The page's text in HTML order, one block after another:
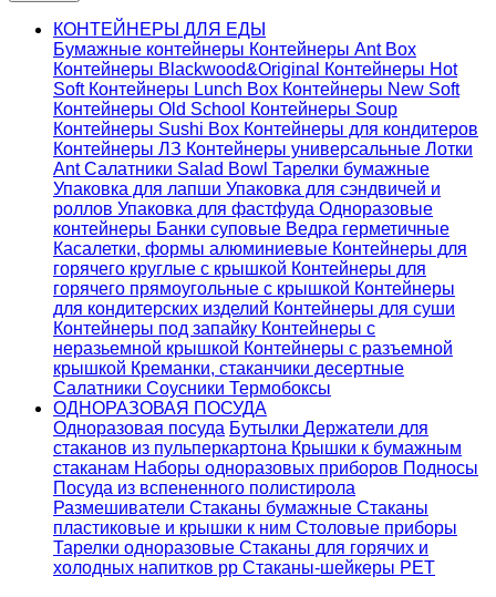
КОНТЕЙНЕРЫ ДЛЯ ЕДЫ
Бумажные контейнеры Контейнеры Ant Box
Контейнеры Blackwood&Original
Контейнеры Hot
Soft Контейнеры Lunch Box Контейнеры New Soft
Контейнеры Old School Контейнеры Soup
Контейнеры Sushi Box Контейнеры для кондитеров
Контейнеры ЛЗ Контейнеры универсальные Лотки
AntСалатники Salad Bowl Тарелки бумажные
Упаковка для лапши Упаковка для сэндвичей и
роллов Упаковка для фастфуда Одноразовые
контейнеры Банки суповые Ведра герметичные
Касалетки, формы алюминиевые Контейнеры для
горячего круглые с крышкой Контейнеры для
горячего прямоугольные с крышкой Контейнеры
для кондитерских изделий Контейнеры для суши
Контейнеры под запайку Контейнеры с
неразьемной крышкой Контейнеры с разъемной
крышкой Креманки, стаканчики десертные
Салатники Соусники Термобоксы
ОДНОРАЗОВАЯ ПОСУДА
Одноразовая посуда Бутылки Держатели для
стаканов из пульперкартона Крышки к бумажным
стаканам Наборы одноразовых приборов Подносы
Посуда из вспененного полистирола
Размешиватели Стаканы бумажные Стаканы
пластиковые и крышки к ним Столовые приборы
Тарелки одноразовые Стаканы для горячих и
холодных напитков pp Стаканы-шейкеры PET